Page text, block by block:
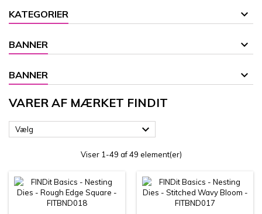
KATEGORIER
BANNER
BANNER
VARER AF MÆRKET FINDIT
Vælg 
Viser 1-49 af 49 element(er)